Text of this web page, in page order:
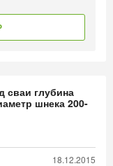
сваи глубина
шнека 200-
18.12.2015